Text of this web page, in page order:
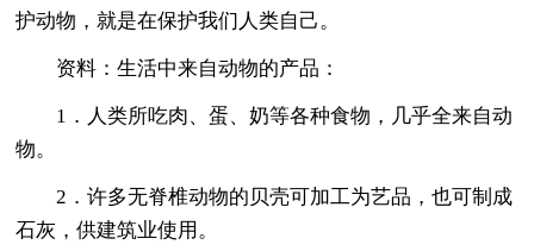
护动物，就是在保护我们人类自己。
资料：生活中来自动物的产品：
1．人类所吃肉、蛋、奶等各种食物，几乎全来自动
物。
2．许多无脊椎动物的贝壳可加工为艺品，也可制成
石灰，供建筑业使用。